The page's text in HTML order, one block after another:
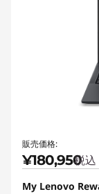
販売価格:
¥180,950
税
My Lenovo